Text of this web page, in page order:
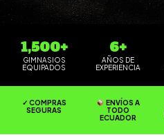
1,500+
GIMNASIOS
EQUIPADOS
6+
AÑOS DE
EXPERIENCIA
✓ COMPRAS
SEGURAS
ENVÍOS A
TODO
ECUADOR